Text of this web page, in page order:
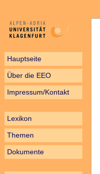
Hauptseite
Über die EEO
Impressum/Kontakt
Lexikon
Themen
Dokumente